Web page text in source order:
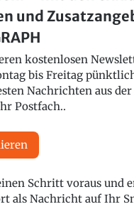
und
kostenlosen
bis Freitag
Nachrichten aus
Postfach..
Schritt voraus und
als Nachricht auf Ihr